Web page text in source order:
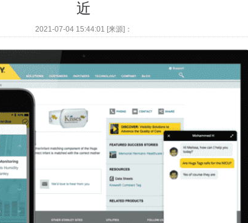
国NBD推出了基于移动应用程序的银行
想要鼓励女性技术角色
正在吃供应链的原因
机构的队伍时间思考
子计算
作委员会国家起飞
会开始与阿里巴巴的12年云合作伙伴关系
合作，鼓励孩子们成为茎
的职位设为以1.3亿英镑的外包交易搬到IBM
Muscle添加到其云服务
多英国地方议会仍然对GDPR毫无准备
使用Twitter或智能手机，也许不是那么多
近
2021-07-04 15:44:01 [来源]：